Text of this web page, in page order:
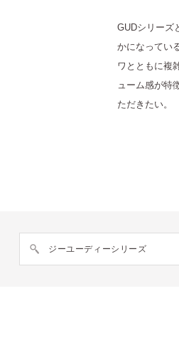
GUDシリーズ
かになってい
ワとともに複
ューム感が特
ただきたい。
ジーユーディーシリーズ